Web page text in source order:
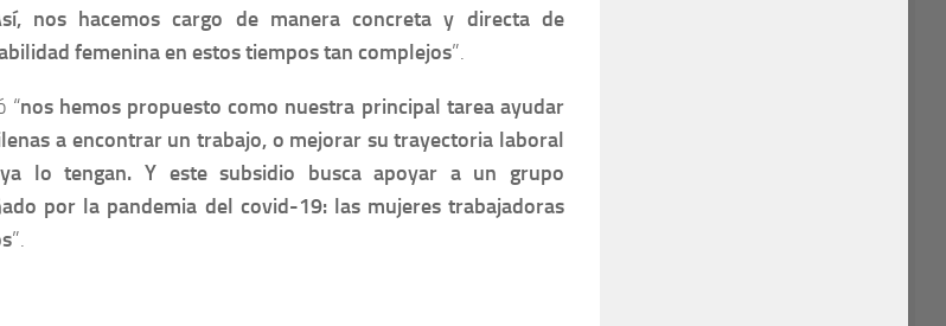
nos hacemos cargo de manera concreta y directa de
femenina en estos tiempos tan complejos”.
“nos hemos propuesto como nuestra principal tarea ayudar
a encontrar un trabajo, o mejorar su trayectoria laboral
lo tengan. Y este subsidio busca apoyar a un grupo
por la pandemia del covid-19: las mujeres trabajadoras
”.